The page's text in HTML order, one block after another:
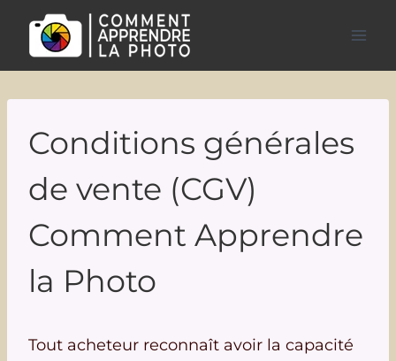
contenu
Conditions générales
de vente (CGV)
Comment Apprendre
la Photo
Tout acheteur reconnaît avoir la capacité